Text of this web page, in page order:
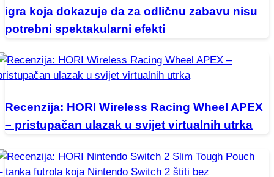
igra koja dokazuje da za odličnu zabavu nisu
potrebni spektakularni efekti
Recenzija: HORI Wireless Racing Wheel APEX
– pristupačan ulazak u svijet virtualnih utrka